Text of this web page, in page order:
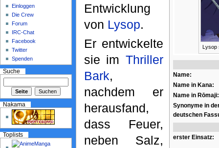
Lysop
Name:
Name in Kana:
Name in Rōmaji:
Synonyme in
deutschen
erster Einsatz:
Entwicklung
von Lysop.
Er entwickelte
sie im Thriller
Bark,
nachdem er
herausfand,
dass Feuer,
neben Salz,
Einloggen
Die Crew
Forum
IRC-Chat
Facebook
Twitter
Spenden
Suche
Nakama
Toplists